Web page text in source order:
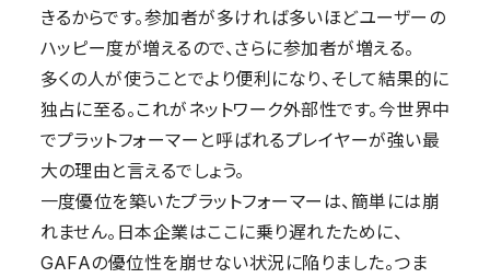
きるからです。参加者が多ければ多いほどユーザーの
ハッピー度が増えるので、さらに参加者が増える。
多くの人が使うことでより便利になり、そして結果的に
独占に至る。これがネットワーク外部性です。今世界中
でプラットフォーマーと呼ばれるプレイヤーが強い最
大の理由と言えるでしょう。
一度優位を築いたプラットフォーマーは、簡単には崩
れません。日本企業はここに乗り遅れたために、
GAFAの優位性を崩せない状況に陥りました。つま